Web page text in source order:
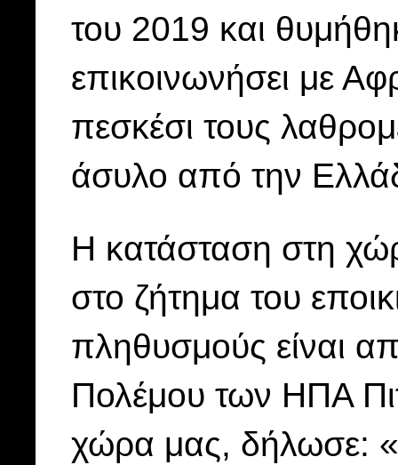
του 2019 και
επικοινωνήσει με
πεσκέσι τους
άσυλο από την
Η κατάσταση στη
στο ζήτημα του
πληθυσμούς είναι
Πολέμου των ΗΠΑ
χώρα μας, δήλωσε: